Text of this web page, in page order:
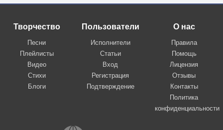
Творчество
Песни
Плейлисты
Видео
Стихи
Блоги
Пользователи
Исполнители
Статьи
Вход
Регистрация
Подтверждение
О нас
Правила
Помощь
Лицензия
Отзывы
Контакты
Политика
конфиденциальности